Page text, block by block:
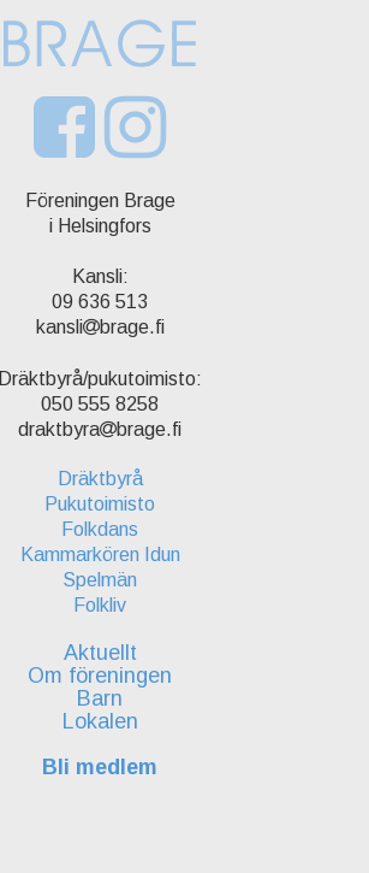
Föreningen Brage
i Helsingfors
Kansli:
09 636 513
kansli
brage.fi
Dräktbyrå/pukutoimisto:
050 555 8258
draktbyra
brage.fi
Dräktbyrå
Pukutoimisto
Folkdans
Kammarkören Idun
Spelmän
Folkliv
Aktuellt
Om föreningen
Barn
Lokalen
Bli medlem